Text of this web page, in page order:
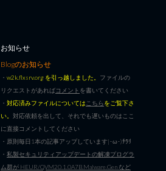
お知らせ
Blogのお知らせ
・ w2k.flxsrv.org を引っ越しました。 ファイルの
リクエストがあればコメント を書いてください
・ 対応済みファイルについては こちらをご覧下さ
い。 対応依頼を出して、それでも遅いものはここ
に直接コメントしてください
・原則毎日1本の記事アップしています|･ω･)ﾁﾗﾘ
・ 私製セキュリティアップデートの解凍プログラ
ム群が HEUR/QVM20.1.0A7B.Malware.Gen など